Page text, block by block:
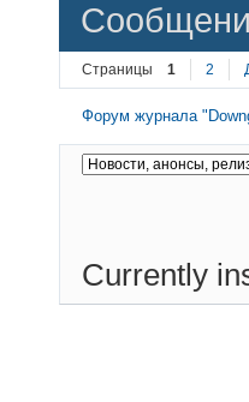
Страницы 1 2
Форум журнала
Currently